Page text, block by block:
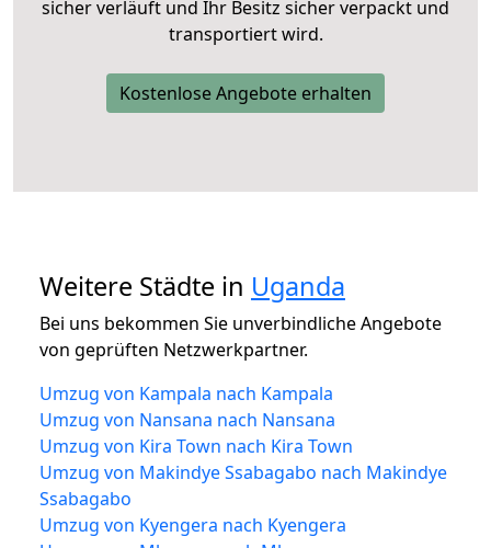
sicher verläuft und Ihr Besitz sicher verpackt und
transportiert wird.
Kostenlose Angebote erhalten
Weitere Städte in Uganda
Bei uns bekommen Sie unverbindliche Angebote
von geprüften Netzwerkpartner.
Umzug von Kampala nach Kampala
Umzug von Nansana nach Nansana
Umzug von Kira Town nach Kira Town
Umzug von Makindye Ssabagabo nach Makindye
Ssabagabo
Umzug von Kyengera nach Kyengera